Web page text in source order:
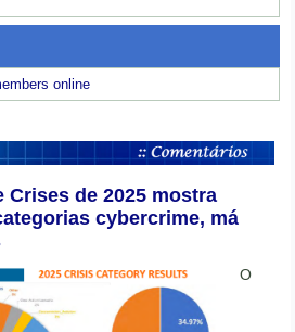
online
Crises de 2025 mostra
cybercrime, má
O